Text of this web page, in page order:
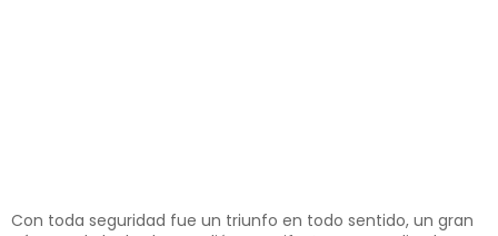
Con toda seguridad fue un triunfo en todo sentido, un gran